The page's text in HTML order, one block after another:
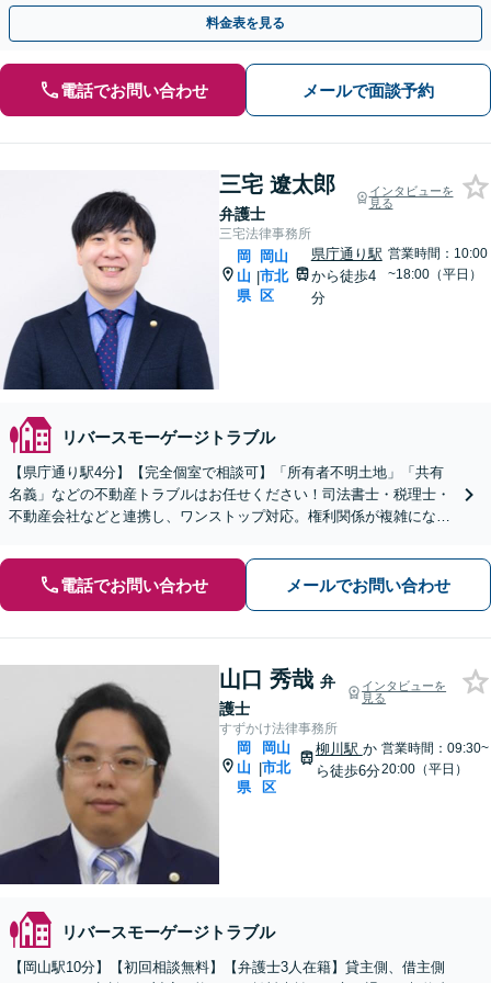
相談も【初回相談無料】【夜間土日面談可（要予約）】
料金表を見る
電話でお問い合わせ メールで面談予約
三宅 遼太郎
弁護士
インタビューを
見る
三宅法律事務所
岡
山
県
|
岡山
市北
区
県庁通り駅
から徒歩4
分
営業時間：10:00
~18:00（平日）
リバースモーゲージトラブル
【県庁通り駅4分】【完全個室で相談可】「所有者不明土地」「共有
名義」などの不動産トラブルはお任せください！司法書士・税理士・
不動産会社などと連携し、ワンストップ対応。権利関係が複雑になる
電話でお問い合わせ メールでお問い合わせ
山口 秀哉 弁
護士
インタビューを
見る
すずかけ法律事務所
岡
山
県
|
岡山
市北
区
柳川駅 か
ら徒歩6分
営業時間：09:30~
20:00（平日）
リバースモーゲージトラブル
【岡山駅10分】【初回相談無料】【弁護士3人在籍】貸主側、借主側